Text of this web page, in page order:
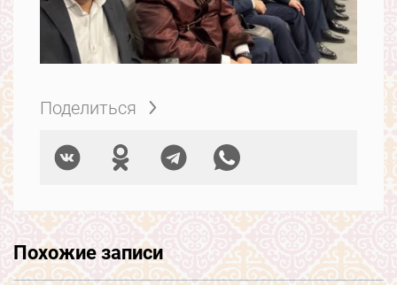
Поделиться
Похожие записи